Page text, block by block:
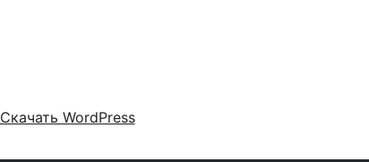
Скачать WordPress